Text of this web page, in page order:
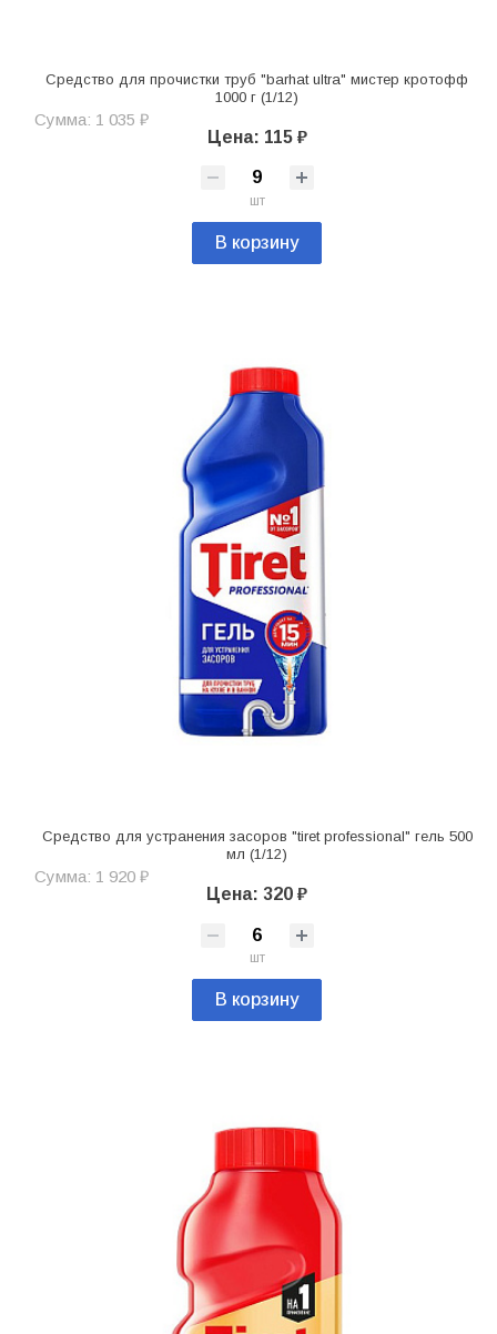
Средство для прочистки труб "barhat ultra" мистер кротофф
1000 г (1/12)
Сумма: 1 035 ₽
Цена: 115 ₽
шт
В корзину
Средство для устранения засоров "tiret professional" гель 500
мл (1/12)
Сумма: 1 920 ₽
Цена: 320 ₽
шт
В корзину